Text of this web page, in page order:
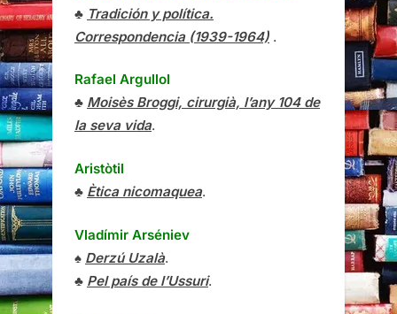
♣ Tradición y política.
Correspondencia (1939-1964) .
Rafael Argullol
♣ Moisès Broggi, cirurgià, l’any 104 de
la seva vida.
Aristòtil
♣ Ètica nicomaquea.
Vladímir Arséniev
♠ Derzú Uzalà.
♣ Pel país de l’Ussuri.